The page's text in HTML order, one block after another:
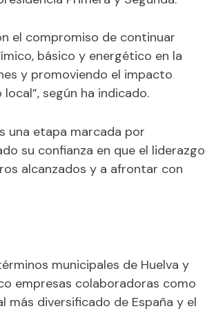
el compromiso de continuar
básico y energético en la
y promoviendo el impacto
según ha indicado.
una etapa marcada por
su confianza en que el liderazgo
alcanzados y a afrontar con
municipales de Huelva y
empresas colaboradoras como
más diversificado de España y el